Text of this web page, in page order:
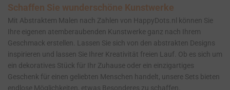
Schaffen Sie wunderschöne Kunstwerke
Mit Abstraktem Malen nach Zahlen von HappyDots.nl können Sie
Ihre eigenen atemberaubenden Kunstwerke ganz nach Ihrem
Geschmack erstellen. Lassen Sie sich von den abstrakten Designs
inspirieren und lassen Sie Ihrer Kreativität freien Lauf. Ob es sich um
ein dekoratives Stück für Ihr Zuhause oder ein einzigartiges
Geschenk für einen geliebten Menschen handelt, unsere Sets bieten
endlose Möglichkeiten, etwas Besonderes zu schaffen.